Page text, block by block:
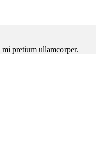
pretium ullamcorper.